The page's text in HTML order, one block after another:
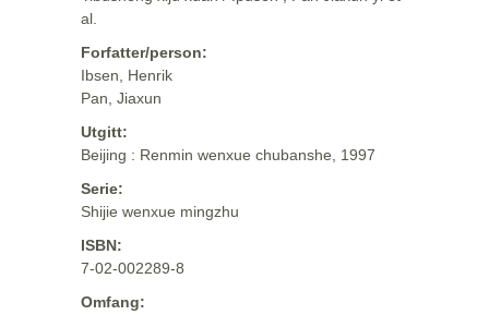
al.
Forfatter/person:
Ibsen, Henrik
Pan, Jiaxun
Utgitt:
Beijing : Renmin wenxue chubanshe, 1997
Serie:
Shijie wenxue mingzhu
ISBN:
7-02-002289-8
Omfang: